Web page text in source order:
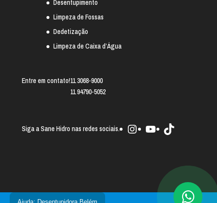
Desentupimento
Limpeza de Fossas
Dedetização
Limpeza de Caixa d’Água
Entre em contato!11 3068-9000
11 94790-5052
Siga a Sane Hidro nas redes sociais. Instagram
YoutubeTikTok